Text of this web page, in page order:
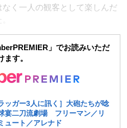
く一人の観客として楽しんだ
」でお読みいただ
ます。
ッガー3人に訊く］大砲たちが唸
宴二刀流劇場 フリーマン／リ
ュート／アレナド